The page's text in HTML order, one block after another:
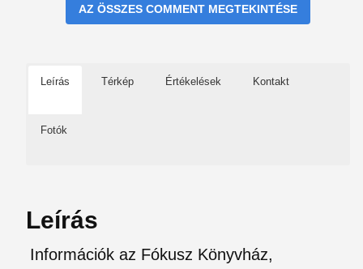
AZ ÖSSZES COMMENT MEGTEKINTÉSE
Leírás Térkép Értékelések Kontakt
Fotók
Leírás
Információk az Fókusz Könyvház,